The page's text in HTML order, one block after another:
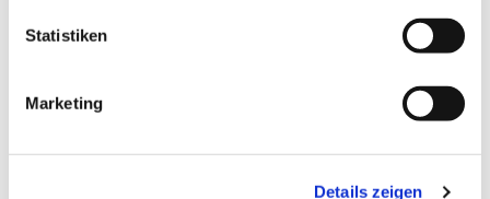
Statistiken
Marketing
Details zeigen